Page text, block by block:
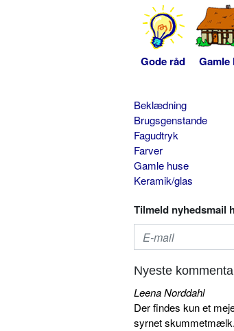
Gode råd Gamle
Beklædning
Brugsgenstande
Fagudtryk
Farver
Gamle huse
Keramik/glas
Tilmeld nyhedsmail
Nyeste
Leena Norddahl
Der findes kun et
syrnet